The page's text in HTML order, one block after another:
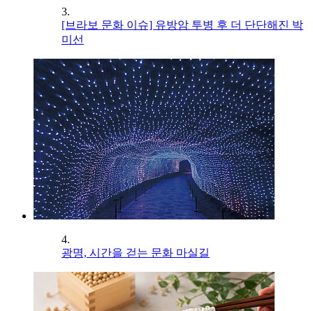
3.
[브라보 문화 이슈] 유방암 투병 후 더 단단해진 박
미선
4.
광명, 시간을 걷는 문화 마실길